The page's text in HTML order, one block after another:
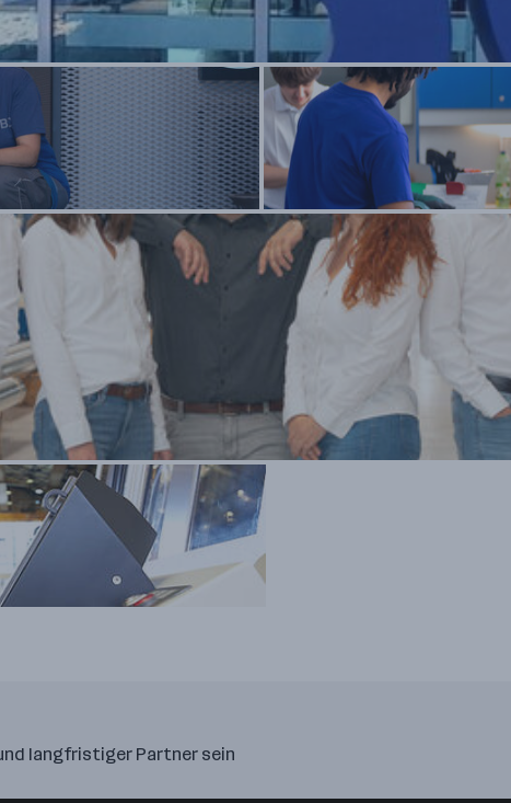
langfristiger Partner sein